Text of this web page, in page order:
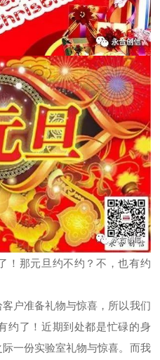
！那元旦约不约？不，也有约
户准备礼物与惊喜，所以我们
约了！近期到处都是忙碌的身
一份实验室礼物与惊喜。而我